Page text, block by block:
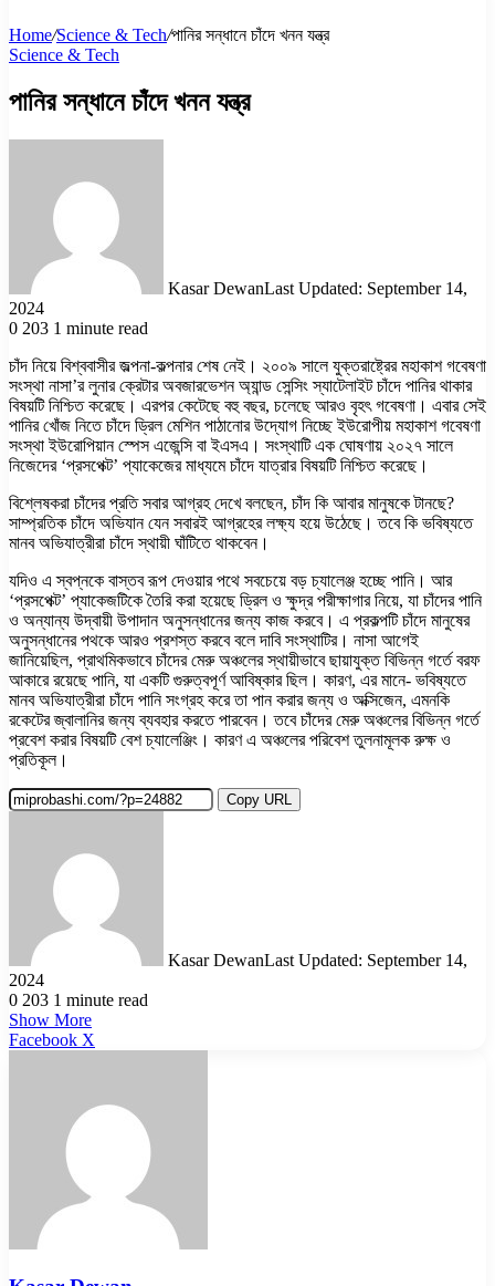
Home/Science & Tech/পানির সন্ধানে চাঁদে খনন যন্ত্র
Science & Tech
পানির সন্ধানে চাঁদে খনন যন্ত্র
Kasar DewanLast Updated: September 14,
2024
0 203 1 minute read
চাঁদ নিয়ে বিশ্ববাসীর জল্পনা-কল্পনার শেষ নেই। ২০০৯ সালে যুক্তরাষ্ট্রের মহাকাশ গবেষণা
সংস্থা নাসা’র লুনার ক্রেটার অবজারভেশন অ্যান্ড সেন্সিং স্যাটেলাইট চাঁদে পানির থাকার
বিষয়টি নিশ্চিত করেছে। এরপর কেটেছে বহু বছর, চলেছে আরও বৃহৎ গবেষণা। এবার সেই
পানির খোঁজ নিতে চাঁদে ড্রিল মেশিন পাঠানোর উদ্যোগ নিচ্ছে ইউরোপীয় মহাকাশ গবেষণা
সংস্থা ইউরোপিয়ান স্পেস এজেন্সি বা ইএসএ। সংস্থাটি এক ঘোষণায় ২০২৭ সালে
নিজেদের ‘প্রসপেক্ট’ প্যাকেজের মাধ্যমে চাঁদে যাত্রার বিষয়টি নিশ্চিত করেছে।
বিশ্লেষকরা চাঁদের প্রতি সবার আগ্রহ দেখে বলছেন, চাঁদ কি আবার মানুষকে টানছে?
সাম্প্রতিক চাঁদে অভিযান যেন সবারই আগ্রহের লক্ষ্য হয়ে উঠেছে। তবে কি ভবিষ্যতে
মানব অভিযাত্রীরা চাঁদে স্থায়ী ঘাঁটিতে থাকবেন।
যদিও এ স্বপ্নকে বাস্তব রূপ দেওয়ার পথে সবচেয়ে বড় চ্যালেঞ্জ হচ্ছে পানি। আর
‘প্রসপেক্ট’ প্যাকেজটিকে তৈরি করা হয়েছে ড্রিল ও ক্ষুদ্র পরীক্ষাগার নিয়ে, যা চাঁদের পানি
ও অন্যান্য উদ্বায়ী উপাদান অনুসন্ধানের জন্য কাজ করবে। এ প্রকল্পটি চাঁদে মানুষের
অনুসন্ধানের পথকে আরও প্রশস্ত করবে বলে দাবি সংস্থাটির। নাসা আগেই
জানিয়েছিল, প্রাথমিকভাবে চাঁদের মেরু অঞ্চলের স্থায়ীভাবে ছায়াযুক্ত বিভিন্ন গর্তে বরফ
আকারে রয়েছে পানি, যা একটি গুরুত্বপূর্ণ আবিষ্কার ছিল। কারণ, এর মানে- ভবিষ্যতে
মানব অভিযাত্রীরা চাঁদে পানি সংগ্রহ করে তা পান করার জন্য ও অক্সিজেন, এমনকি
রকেটের জ্বালানির জন্য ব্যবহার করতে পারবেন। তবে চাঁদের মেরু অঞ্চলের বিভিন্ন গর্তে
প্রবেশ করার বিষয়টি বেশ চ্যালেঞ্জিং। কারণ এ অঞ্চলের পরিবেশ তুলনামূলক রুক্ষ ও
প্রতিকূল।
Copy URL
Kasar DewanLast Updated: September 14,
2024
0 203 1 minute read
Show More
Facebook X